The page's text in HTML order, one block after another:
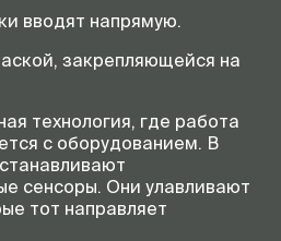
вводят напрямую.
закрепляющейся на
технология, где работа
с оборудованием. В
сенсоры. Они улавливают
тот направляет